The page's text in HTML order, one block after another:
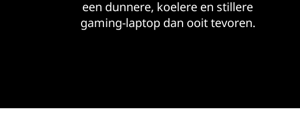
een dunnere, koelere en stillere
gaming-laptop dan ooit tevoren.